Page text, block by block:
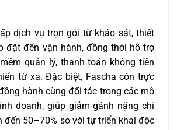
dịch vụ trọn gói từ khảo sát, thiết
đặt đến vận hành, đồng thời hỗ trợ
quản lý, thanh toán không tiền
từ xa. Đặc biệt, Fascha còn trực
hành cùng đối tác trong các mô
doanh, giúp giảm gánh nặng chi
đến 50–70% so với tự triển khai độc